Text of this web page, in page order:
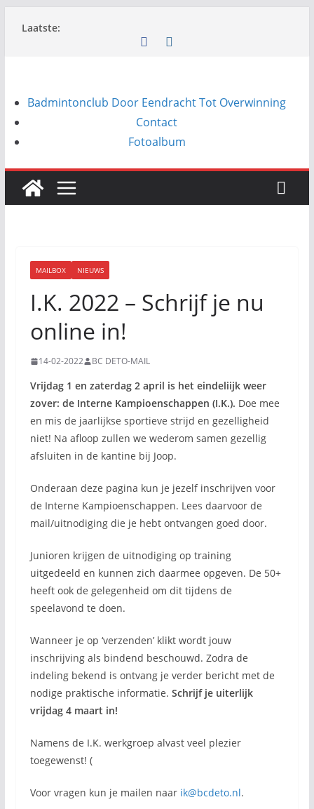
naar
Laatste:
Badmintonclub Door Eendracht Tot Overwinning
Contact
Fotoalbum
MAILBOX NIEUWS
I.K. 2022 – Schrijf je nu
online in!
14-02-2022 BC DETO-MAIL
Vrijdag 1 en zaterdag 2 april is het eindeliijk weer
zover: de Interne Kampioenschappen (I.K.). Doe mee
en mis de jaarlijkse sportieve strijd en gezelligheid
niet! Na afloop zullen we wederom samen gezellig
afsluiten in de kantine bij Joop.
Onderaan deze pagina kun je jezelf inschrijven voor
de Interne Kampioenschappen. Lees daarvoor de
mail/uitnodiging die je hebt ontvangen goed door.
Junioren krijgen de uitnodiging op training
uitgedeeld en kunnen zich daarmee opgeven. De 50+
heeft ook de gelegenheid om dit tijdens de
speelavond te doen.
Wanneer je op ‘verzenden’ klikt wordt jouw
inschrijving als bindend beschouwd. Zodra de
indeling bekend is ontvang je verder bericht met de
nodige praktische informatie. Schrijf je uiterlijk
vrijdag 4 maart in!
Namens de I.K. werkgroep alvast veel plezier
toegewenst! (
Voor vragen kun je mailen naar ik@bcdeto.nl.